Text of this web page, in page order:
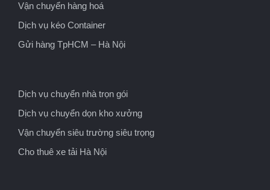
Vận chuyển hàng hoá
Dịch vụ kéo Container
Gửi hàng TpHCM – Hà Nội
Dịch vụ chuyển nhà trọn gói
Dịch vụ chuyển dọn kho xưởng
Vận chuyển siêu trường siêu trọng
Cho thuê xe tải Hà Nội